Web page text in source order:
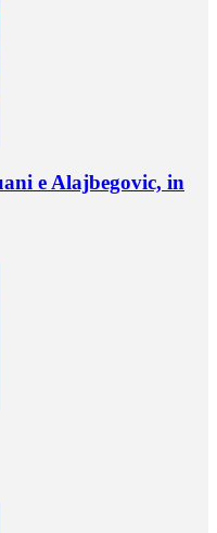
e Alajbegovic, in